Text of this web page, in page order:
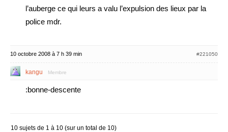
l’auberge ce qui leurs a valu l’expulsion des lieux par la
police mdr.
10 octobre 2008 à 7 h 39 min #221050
kangu Membre
:bonne-descente
10 sujets de 1 à 10 (sur un total de 10)